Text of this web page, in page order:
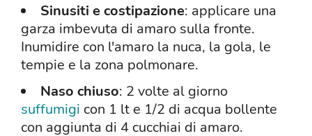
Sinusiti e costipazione: applicare una
garza imbevuta di amaro sulla fronte.
Inumidire con l'amaro la nuca, la gola, le
tempie e la zona polmonare.
Naso chiuso: 2 volte al giorno
suffumigi con 1 lt e 1/2 di acqua bollente
con aggiunta di 4 cucchiai di amaro.